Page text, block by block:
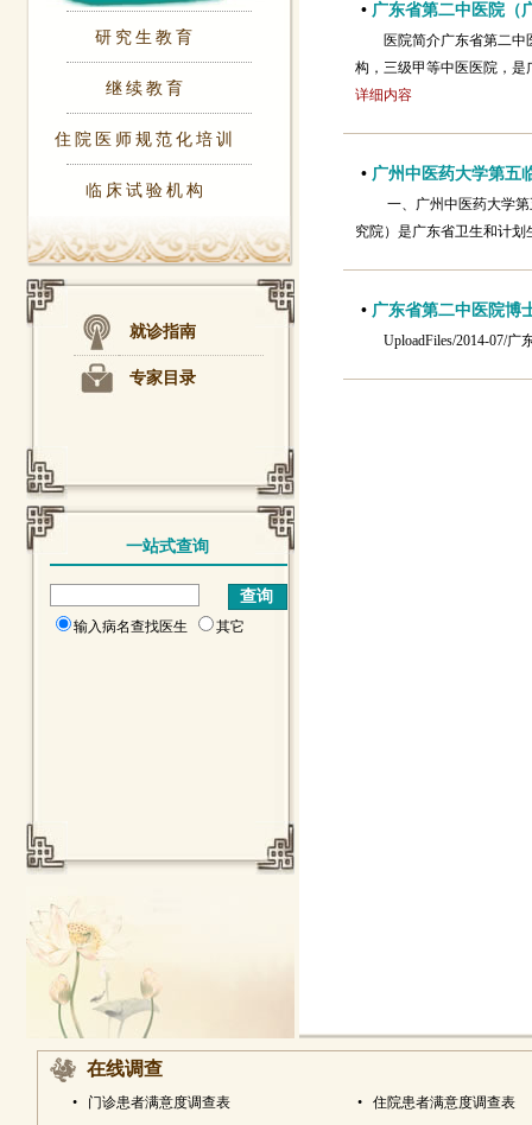
研究生教育
继续教育
住院医师规范化培训
临床试验机构
就诊指南
专家目录
一站式查询
输入病名查找医生 其它
• 广东省第二中医院（
医院简介广东省第二
构，三级甲等中医医院，
详细内容
• 广州中医药大学第五
一、广州中医药大学
究院）是广东省卫生和计
• 广东省第二中医院博
UploadFiles/2014-07/
在线调查
• 门诊患者满意度调查表 • 住院患者满意度调查表